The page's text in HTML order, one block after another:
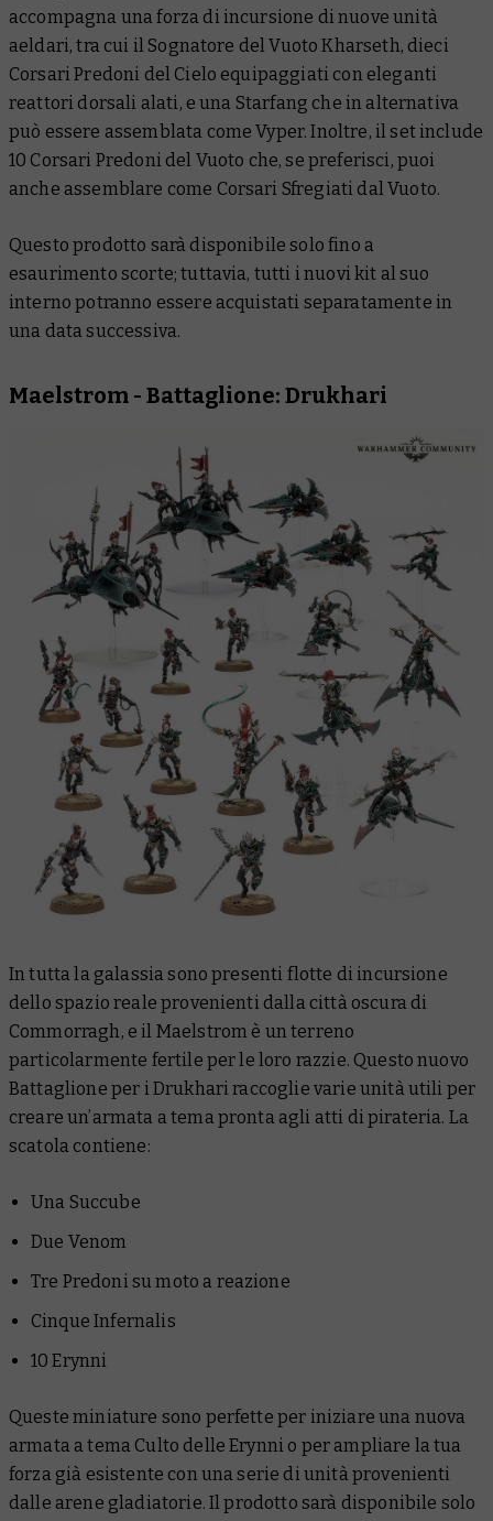
accompagna una forza di incursione di nuove unità
aeldari, tra cui il Sognatore del Vuoto Kharseth, dieci
Corsari Predoni del Cielo equipaggiati con eleganti
reattori dorsali alati, e una Starfang che in alternativa
può essere assemblata come Vyper. Inoltre, il set include
10 Corsari Predoni del Vuoto che, se preferisci, puoi
anche assemblare come Corsari Sfregiati dal Vuoto.
Questo prodotto sarà disponibile solo fino a
esaurimento scorte; tuttavia, tutti i nuovi kit al suo
interno potranno essere acquistati separatamente in
una data successiva.
Maelstrom - Battaglione: Drukhari
In tutta la galassia sono presenti flotte di incursione
dello spazio reale provenienti dalla città oscura di
Commorragh, e il Maelstrom è un terreno
particolarmente fertile per le loro razzie. Questo nuovo
Battaglione per i Drukhari raccoglie varie unità utili per
creare un’armata a tema pronta agli atti di pirateria. La
scatola contiene:
Una Succube
Due Venom
Tre Predoni su moto a reazione
Cinque Infernalis
10 Erynni
Queste miniature sono perfette per iniziare una nuova
armata a tema Culto delle Erynni o per ampliare la tua
forza già esistente con una serie di unità provenienti
dalle arene gladiatorie. Il prodotto sarà disponibile solo